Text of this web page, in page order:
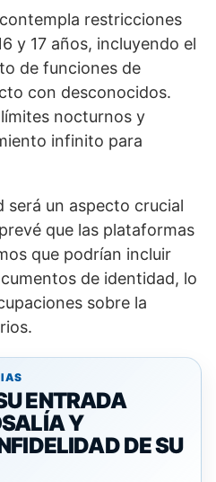
restricciones
y 17 años, incluyendo el
de funciones de
con desconocidos.
nocturnos y
infinito para
será un aspecto crucial
que las plataformas
que podrían incluir
de identidad, lo
sobre la
ENTRADA
Y
DE SU